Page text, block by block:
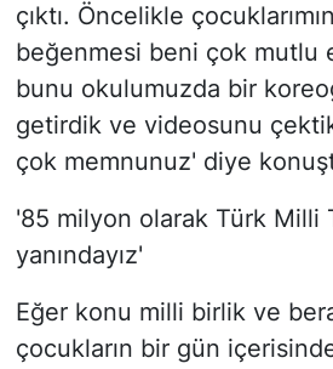
çıktı. Öncelikle
beğenmesi beni çok mutlu
bunu okulumuzda bir
getirdik ve videosunu
çok memnunuz' diye
'85 milyon olarak Türk Milli
yanındayız'
Eğer konu milli birlik ve
çocukların bir gün